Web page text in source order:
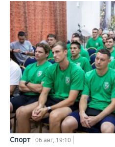
Спорт 06 авг, 19:10